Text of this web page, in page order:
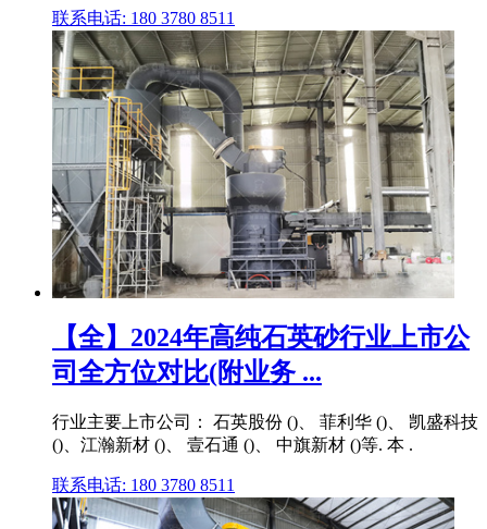
联系电话: 180 3780 8511
【全】2024年高纯石英砂行业上市公
司全方位对比(附业务 ...
行业主要上市公司： 石英股份 ()、 菲利华 ()、 凯盛科技
()、江瀚新材 ()、 壹石通 ()、 中旗新材 ()等. 本 .
联系电话: 180 3780 8511